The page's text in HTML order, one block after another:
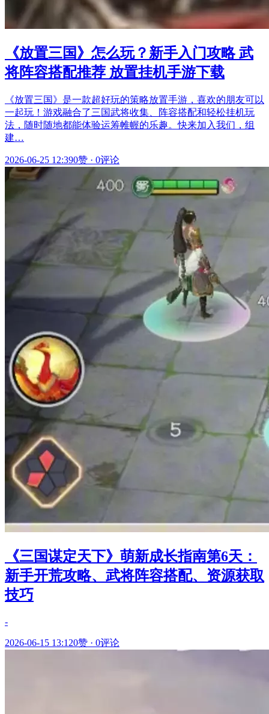
《放置三国》怎么玩？新手入门攻略 武
将阵容搭配推荐 放置挂机手游下载
《放置三国》是一款超好玩的策略放置手游，喜欢的朋友可以
一起玩！游戏融合了三国武将收集、阵容搭配和轻松挂机玩
法，随时随地都能体验运筹帷幄的乐趣。快来加入我们，组
建…
2026-06-25 12:390赞 · 0评论
《三国谋定天下》萌新成长指南第6天：
新手开荒攻略、武将阵容搭配、资源获取
技巧
-
2026-06-15 13:120赞 · 0评论